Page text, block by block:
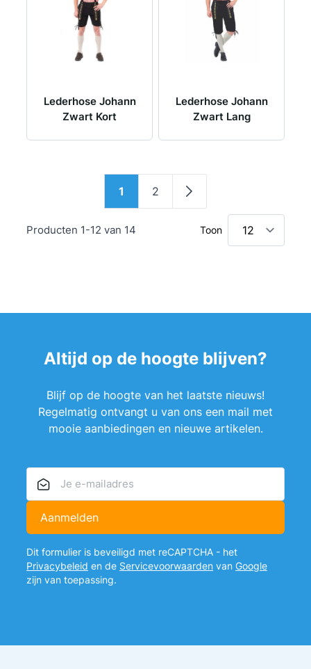
Lederhose Johann
Zwart Kort
Lederhose Johann
Zwart Lang
Producten 1-12 van 14
U lees momenteel pagina
1 Pagina
2 Pagina
Toon
Altijd op de hoogte blijven?
Blijf op de hoogte van het laatste nieuws!
Regelmatig ontvangt u van ons een mail met
mooie aanbiedingen en nieuwe artikelen.
Aanmelden
Dit formulier is beveiligd met reCAPTCHA - het
Privacybeleid en de Servicevoorwaarden van Google
zijn van toepassing.